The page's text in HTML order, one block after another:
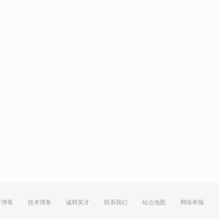
博客 技术博客 诚聘英才 联系我们 站点地图 网络举报